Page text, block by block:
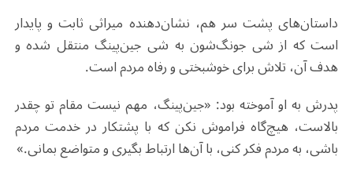
داستان‌های پشت سر هم، نشان‌دهنده میراثی ثابت و پایدار
است که از شی جونگ‌شون به شی جین‌پینگ منتقل شده و
هدف آن، تلاش برای خوشبختی و رفاه مردم است.
پدرش به او آموخته بود: «جین‌پینگ، مهم نیست مقام تو چقدر
بالاست، هیچ‌گاه فراموش نکن که با پشتکار در خدمت مردم
باشی، به مردم فکر کنی، با آن‌ها ارتباط بگیری و متواضع بمانی.»